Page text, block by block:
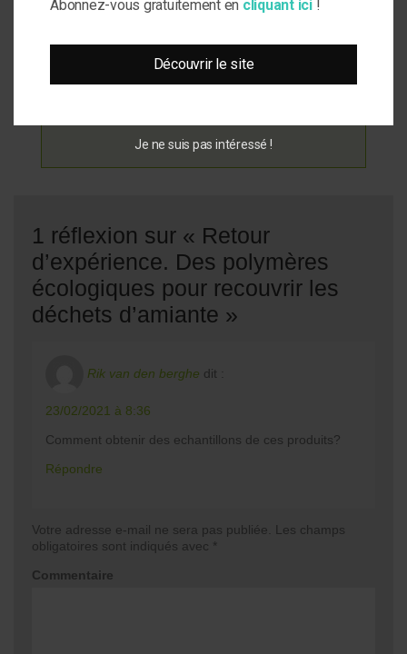
dans le cadre des Trophées de l’innovation,
dossier auprès de la Commission d’évaluation
des innovations techniques dans le domaine de
1 réflexion sur « Retour
d’expérience. Des polymères
écologiques pour recouvrir les
déchets d’amiante »
Rik van den berghe dit :
23/02/2021 à 8:36
Comment obtenir des echantillons de ces produits?
Répondre
Votre adresse e-mail ne sera pas publiée.
Les champs
obligatoires sont indiqués avec *
Commentaire
Abonnez-vous gratuitement en cliquant ici!
Découvrir le site
Je ne suis pas intéressé !